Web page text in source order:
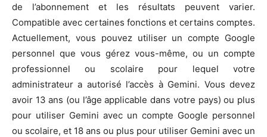
de l’abonnement et les résultats peuvent varier.
Compatible avec certaines fonctions et certains comptes.
Actuellement, vous pouvez utiliser un compte Google
personnel que vous gérez vous-même, ou un compte
professionnel ou scolaire pour lequel votre
administrateur a autorisé l’accès à Gemini. Vous devez
avoir 13 ans (ou l’âge applicable dans votre pays) ou plus
pour utiliser Gemini avec un compte Google personnel
ou scolaire, et 18 ans ou plus pour utiliser Gemini avec un